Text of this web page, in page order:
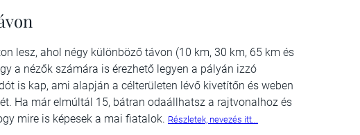
lesz, ahol négy különböző távon (10 km, 30 km, 65 km és
a nézők számára is érezhető legyen a pályán izzó
is kap, ami alapján a célterületen lévő kivetítőn és weben
Ha már elmúltál 15, bátran odaállhatsz a rajtvonalhoz és
mire is képesek a mai fiatalok. Részletek, nevezés itt...